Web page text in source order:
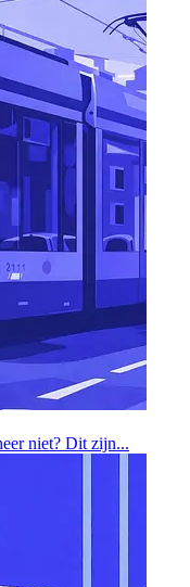
niet? Dit zijn...